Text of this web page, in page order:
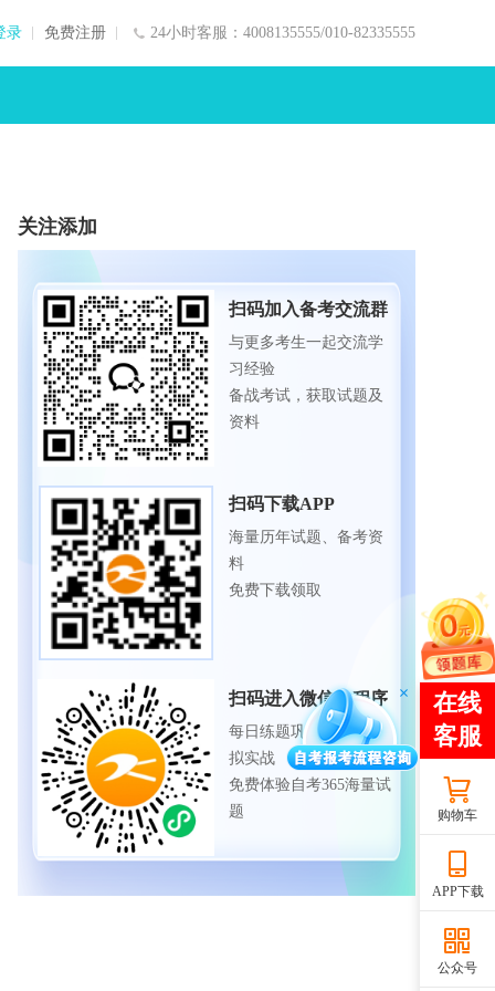
24小时客服：4008135555/010-82335555
录 免费注册
关注添加
扫码加入备考交流群
与更多考生一起交流学
习经验
备战考试，获取试题及
资料
扫码下载APP
海量历年试题、备考资
料
免费下载领取
扫码进入微信小程序
每日练题巩固、考前模
拟实战
免费体验自考365海量试
题
购物车
APP下载
公众号